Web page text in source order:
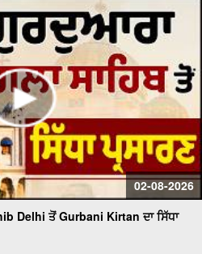
02-08-2026
Delhi ਤੋਂ Gurbani Kirtan ਦਾ ਸਿੱਧਾ